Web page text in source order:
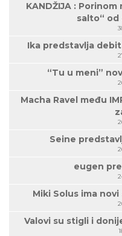
KANDŽIJA :
salto“ od
Ika predstavlja
“Tu u meni”
Macha Ravel među
Seine
eugen
Miki Solus ima
Valovi su stigli i